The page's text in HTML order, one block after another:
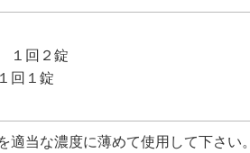
１回２錠
回１錠
適当な濃度に薄めて使用して下さい。